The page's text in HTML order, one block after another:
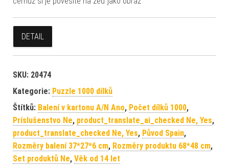
DETAIL
SKU: 20474
Kategorie: Puzzle 1000 dílků
Štítků: Balení v kartonu A/N Ano, Počet dílků 1000,
Príslušenstvo Ne, product_translate_ai_checked Ne, Yes,
product_translate_checked Ne, Yes, Původ Spain,
Rozměry balení 37*27*6 cm, Rozměry produktu 68*48 cm,
Set produktů Ne, Věk od 14 let